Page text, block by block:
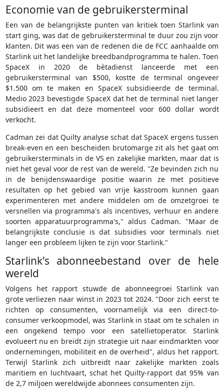
Economie van de gebruikersterminal
Een van de belangrijkste punten van kritiek toen Starlink van
start ging, was dat de gebruikersterminal te duur zou zijn voor
klanten. Dit was een van de redenen die de FCC aanhaalde om
Starlink uit het landelijke breedbandprogramma te halen. Toen
SpaceX in 2020 de bètadienst lanceerde met een
gebruikersterminal van $500, kostte de terminal ongeveer
$1.500 om te maken en SpaceX subsidieerde de terminal.
Medio 2023 bevestigde SpaceX dat het de terminal niet langer
subsidieert en dat deze momenteel voor 600 dollar wordt
verkocht.
Cadman zei dat Quilty analyse schat dat SpaceX ergens tussen
break-even en een bescheiden brutomarge zit als het gaat om
gebruikersterminals in de VS en zakelijke markten, maar dat is
niet het geval voor de rest van de wereld. "Ze bevinden zich nu
in de benijdenswaardige positie waarin ze met positieve
resultaten op het gebied van vrije kasstroom kunnen gaan
experimenteren met andere middelen om de omzetgroei te
versnellen via programma's als incentives, verhuur en andere
soorten apparatuurprogramma's," aldus Cadman. "Maar de
belangrijkste conclusie is dat subsidies voor terminals niet
langer een probleem lijken te zijn voor Starlink."
Starlink's abonneebestand over de hele
wereld
Volgens het rapport stuwde de abonneegroei Starlink van
grote verliezen naar winst in 2023 tot 2024. "Door zich eerst te
richten op consumenten, voornamelijk via een direct-to-
consumer verkoopmodel, was Starlink in staat om te schalen in
een ongekend tempo voor een satellietoperator. Starlink
evolueert nu en breidt zijn strategie uit naar eindmarkten voor
ondernemingen, mobiliteit en de overheid", aldus het rapport.
Terwijl Starlink zich uitbreidt naar zakelijke markten zoals
maritiem en luchtvaart, schat het Quilty-rapport dat 95% van
de 2,7 miljoen wereldwijde abonnees consumenten zijn.